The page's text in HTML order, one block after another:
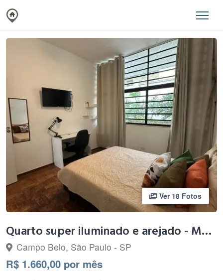
Ver 18 Fotos
Quarto super iluminado e arejado - Metro Brooklin
Campo Belo, São Paulo - SP
R$ 1.660,00 por mês